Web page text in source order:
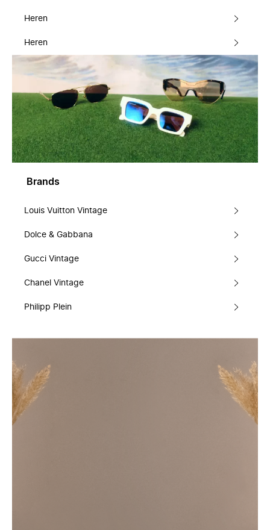
Heren
Heren
Brands
Louis Vuitton Vintage
Dolce & Gabbana
Gucci Vintage
Chanel Vintage
Philipp Plein